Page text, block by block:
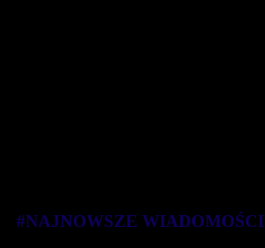
#NAJNOWSZE WIADOMOŚCI